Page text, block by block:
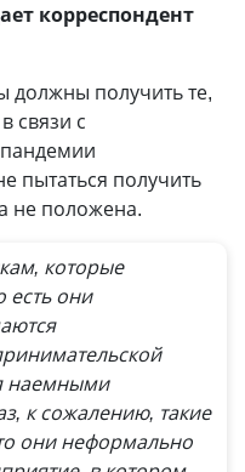
корреспондент
должны получить те,
связи с
пытаться получить
не положена.
которые
есть они
наемными
к сожалению, такие
они неформально